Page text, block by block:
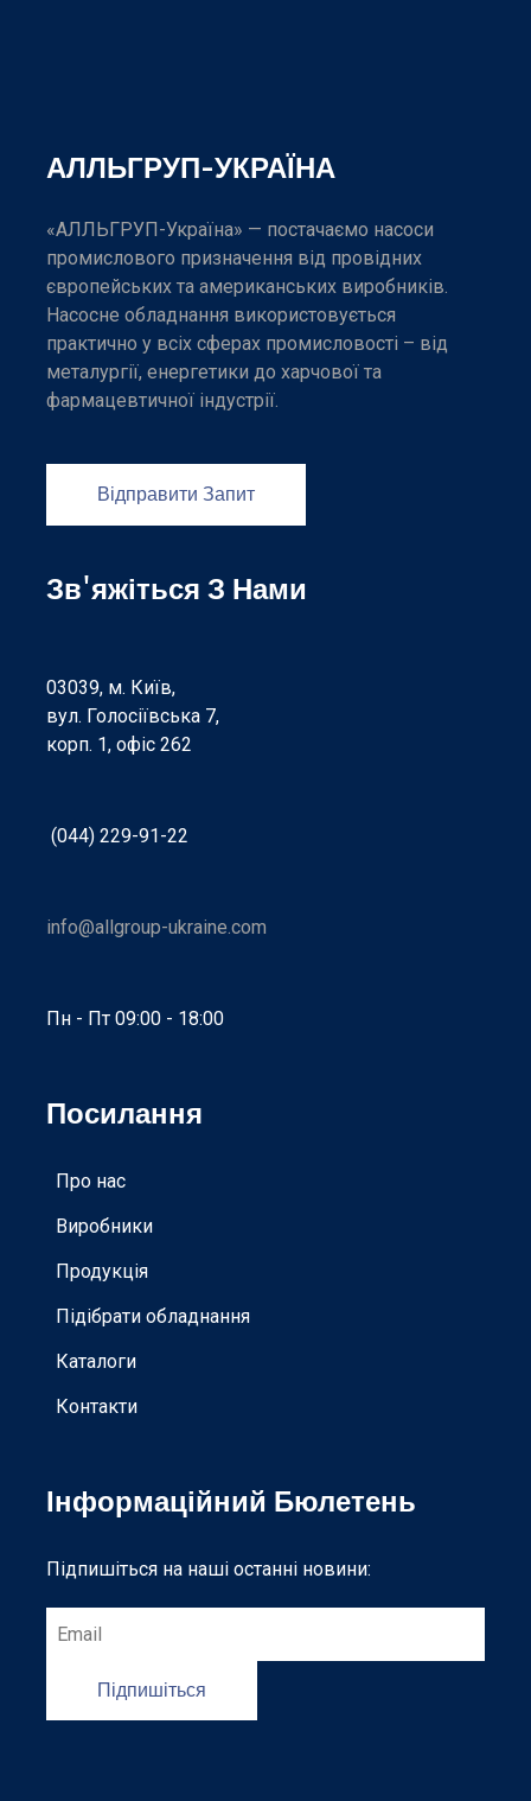
АЛЛЬГРУП-УКРАЇНА
«АЛЛЬГРУП-Україна» — постачаємо насоси
промислового призначення від провідних
європейських та американських виробників.
Насосне обладнання використовується
практично у всіх сферах промисловості – від
металургії, енергетики до харчової та
фармацевтичної індустрії.
Відправити Запит
Зв'яжіться З Нами
03039, м. Київ,
вул. Голосіївська 7,
корп. 1, офіс 262
(044) 229-91-22
info@allgroup-ukraine.com
Пн - Пт 09:00 - 18:00
Посилання
Про нас
Виробники
Продукція
Підібрати обладнання
Каталоги
Контакти
Інформаційний Бюлетень
Підпишіться на наші останні новини:
Підпишіться